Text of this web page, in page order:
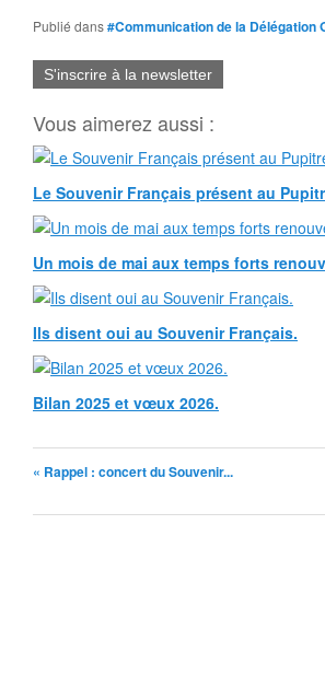
Publié dans#Communication de la Délégation
S'inscrire à la newsletter
Vous aimerez aussi :
Le Souvenir Français présent au
Un mois de mai aux temps forts
Ils disent oui au Souvenir Français.
Bilan 2025 et vœux 2026.
« Rappel : concert du Souvenir...